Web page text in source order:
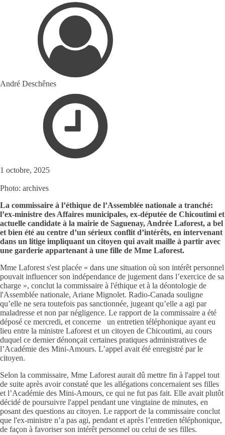
André Deschênes
1 octobre, 2025
Photo: archives
La commissaire à l’éthique de l’Assemblée nationale a tranché:
l’ex-ministre des Affaires municipales, ex-députée de Chicoutimi et
actuelle candidate à la mairie de Saguenay, Andrée Laforest, a bel
et bien été au centre d’un sérieux conflit d’intérêts, en intervenant
dans un litige impliquant un citoyen qui avait maille à partir avec
une garderie appartenant à une fille de Mme Laforest.
Mme Laforest s'est placée « dans une situation où son intérêt personnel
pouvait influencer son indépendance de jugement dans l’exercice de sa
charge », conclut la commissaire à l'éthique et à la déontologie de
l'Assemblée nationale, Ariane Mignolet. Radio-Canada souligne
qu’elle ne sera toutefois pas sanctionnée, jugeant qu’elle a agi par
maladresse et non par négligence. Le rapport de la commissaire a été
déposé ce mercredi, et concerne un entretien téléphonique ayant eu
lieu entre la ministre Laforest et un citoyen de Chicoutimi, au cours
duquel ce dernier dénonçait certaines pratiques administratives de
l’Académie des Mini-Amours. L’appel avait été enregistré par le
citoyen.
Selon la commissaire, Mme Laforest aurait dû mettre fin à l'appel tout
de suite après avoir constaté que les allégations concernaient ses filles
et l’Académie des Mini-Amours, ce qui ne fut pas fait. Elle avait plutôt
décidé de poursuivre l'appel pendant une vingtaine de minutes, en
posant des questions au citoyen. Le rapport de la commissaire conclut
que l'ex-ministre n’a pas agi, pendant et après l’entretien téléphonique,
de façon à favoriser son intérêt personnel ou celui de ses filles.